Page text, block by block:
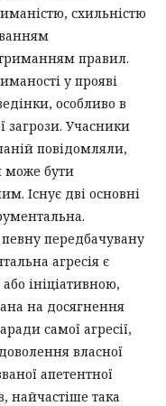
схильністю
правил.
у прояві
особливо в
загрози. Учасники
повідомляли,
може бути
Існує дві основні
передбачувану
агресія є
ініціативною,
на досягнення
самої агресії,
власної
апетентної
найчастіше така